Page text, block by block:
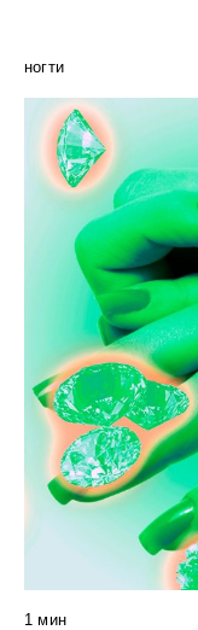
ногти
1 мин